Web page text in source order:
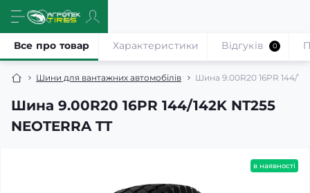
Шини для вантажних автомобілів Шина 9.00R20 16PR 144/
Шина 9.00R20 16PR 144/142K NT255
NEOTERRA TT
Все про товар Характеристики Відгуків 0
в наявності